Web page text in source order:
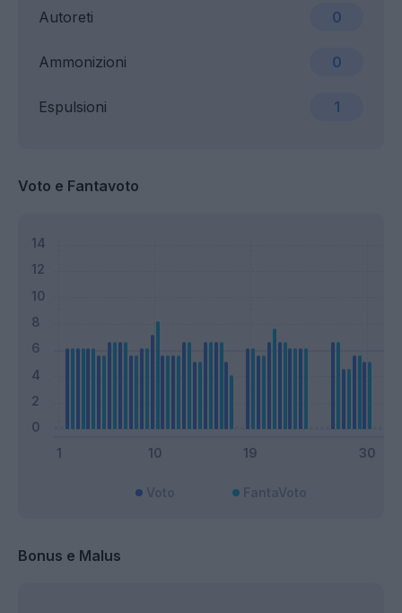
Ammonizioni 0
Espulsioni 1
Autoreti 0
Voto e Fantavoto
Bonus e Malus